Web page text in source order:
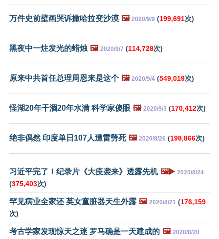
万件史前壁画哭诉撒哈拉变沙漠 🖼️ 2020/9/9 (199,691次)
黑夜中一炷发光的蜡烛 🖼️ 2020/9/7 (114,728次)
原来中共首任总理周恩来是这个 🖼️ 2020/9/4 (549,019次)
怪湖20年干涸20年水满 科学家傻眼 🖼️ 2020/9/3 (170,412次)
绝非偶然 印度单日107人遭雷劈死 🖼️ 2020/8/26 (198,866次)
习近平完了！纪录片《大疫袭来》透露先机 🖼️▶️ 2020/8/24
(375,403次)
罕见病业全家还 英女童脏器天生外露 🖼️ 2020/8/21 (176,159
次)
考古学家发现惊天之迷 罗马确是一天建成的 🖼️ 2020/8/20